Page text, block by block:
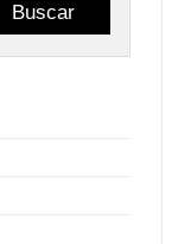
Buscar